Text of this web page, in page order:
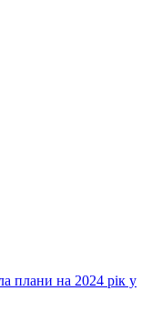
плани на 2024 рік у